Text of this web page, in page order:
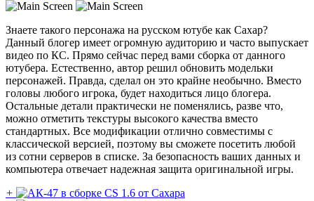
Знаете такого персонажа на русском ютубе как Сахар?
Данный блогер имеет огромную аудиторию и часто выпускает
видео по КС. Прямо сейчас перед вами сборка от данного
ютубера. Естественно, автор решил обновить модельки
персонажей. Правда, сделал он это крайне необычно. Вместо
головы любого игрока, будет находиться лицо блогера.
Остальные детали практически не поменялись, разве что,
можно отметить текстуры высокого качества вместо
стандартных. Все модификации отлично совместимы с
классической версией, поэтому вы сможете посетить любой
из сотни серверов в списке. За безопасность ваших данных и
компьютера отвечает надежная защита оригинальной игры.
+